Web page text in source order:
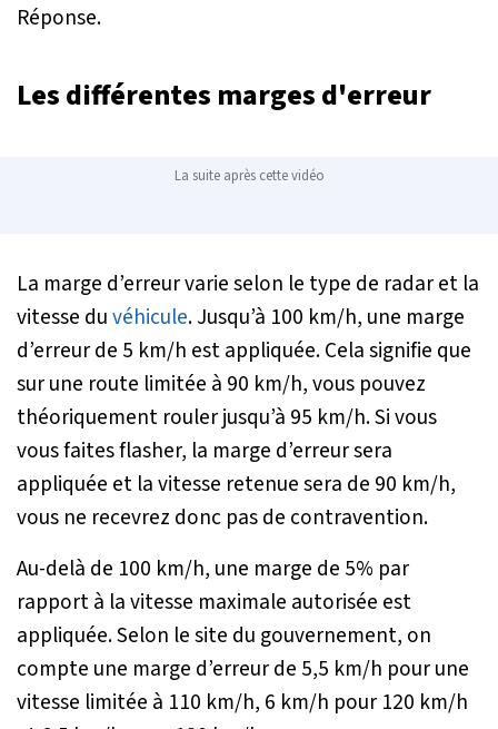
Réponse.
Les différentes marges d'erreur
La suite après cette vidéo
La marge d’erreur varie selon le type de radar et la
vitesse duvéhicule. Jusqu’à 100 km/h, une marge
d’erreur de 5 km/h est appliquée. Cela signifie que
sur une route limitée à 90 km/h, vous pouvez
théoriquement rouler jusqu’à 95 km/h. Si vous
vous faites flasher, la marge d’erreur sera
appliquée et la vitesse retenue sera de 90 km/h,
vous ne recevrez donc pas de contravention.
Au-delà de 100 km/h, une marge de 5% par
rapport à la vitesse maximale autorisée est
appliquée. Selon le site du gouvernement, on
compte une marge d’erreur de 5,5 km/h pour une
vitesse limitée à 110 km/h, 6 km/h pour 120 km/h